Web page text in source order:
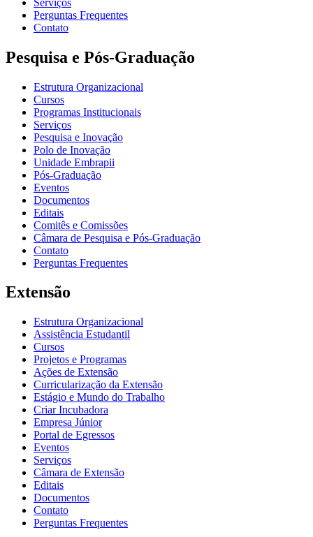
Perguntas Frequentes
Contato
Pesquisa e Pós-Graduação
Estrutura Organizacional
Cursos
Programas Institucionais
Serviços
Pesquisa e Inovação
Polo de Inovação
Unidade Embrapii
Pós-Graduação
Eventos
Documentos
Editais
Comitês e Comissões
Câmara de Pesquisa e Pós-Graduação
Contato
Perguntas Frequentes
Extensão
Estrutura Organizacional
Assistência Estudantil
Cursos
Projetos e Programas
Ações de Extensão
Curricularização da Extensão
Estágio e Mundo do Trabalho
Criar Incubadora
Empresa Júnior
Portal de Egressos
Eventos
Serviços
Câmara de Extensão
Editais
Documentos
Contato
Perguntas Frequentes